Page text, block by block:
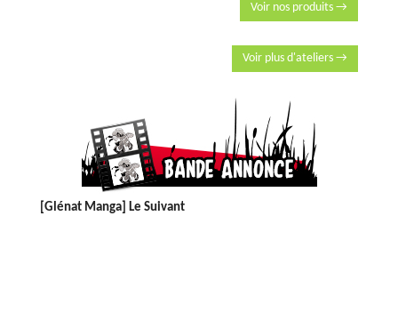
Voir nos produits →
Voir plus d'ateliers →
[Glénat Manga] Le Suivant